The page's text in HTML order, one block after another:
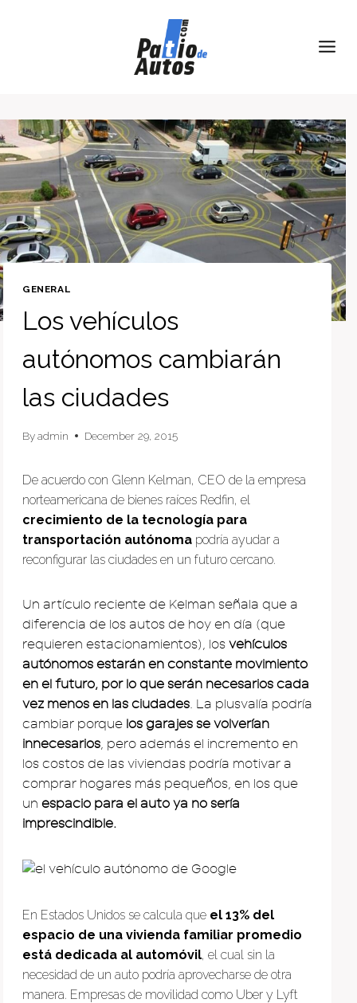
GENERAL
Los vehículos
autónomos cambiarán
las ciudades
Byadmin December 29, 2015
De acuerdo con Glenn Kelman, CEO de la empresa
norteamericana de bienes raíces Redfin, el
crecimiento de la tecnología para
transportación autónoma podría ayudar a
reconfigurar las ciudades en un futuro cercano.
Un artículo reciente de Kelman señala que a
diferencia de los autos de hoy en día (que
requieren estacionamientos), los vehículos
autónomos estarán en constante movimiento
en el futuro, por lo que serán necesarios cada
vez menos en las ciudades. La plusvalía podría
cambiar porque los garajes se volverían
innecesarios, pero además el incremento en
los costos de las viviendas podría motivar a
comprar hogares más pequeños, en los que
un espacio para el auto ya no sería
imprescindible.
En Estados Unidos se calcula que el 13% del
espacio de una vivienda familiar promedio
está dedicada al automóvil, el cual sin la
necesidad de un auto podría aprovecharse de otra
manera. Empresas de movilidad como Uber y Lyft